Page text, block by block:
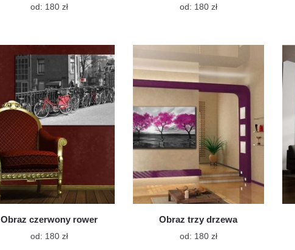
od: 180 złTen
wiele
wariantów.
Opcje
można
wybrać
na
stronie
produktu
od: 180 złTen
wiele
wariantów.
Opcje
można
wybrać
stronie
produktu
Obraz czerwony rower
od: 180 złTen
Obraz trzy drzewa
od: 180 złTen